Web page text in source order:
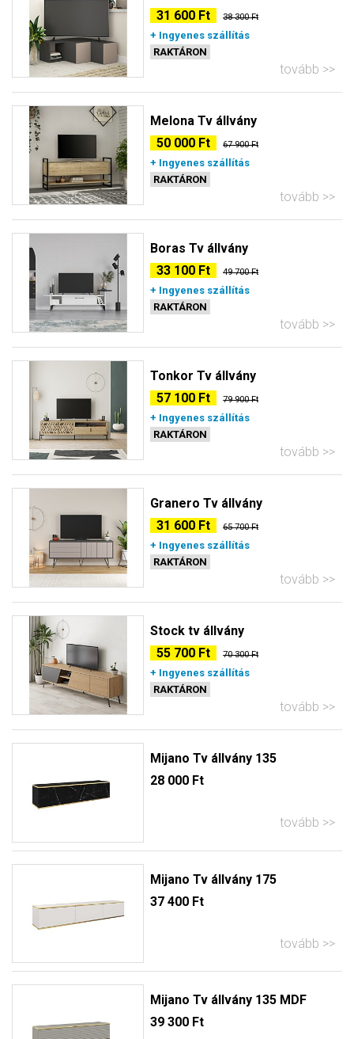
31 600 Ft
38 300 Ft
+ Ingyenes szállítás
RAKTÁRON
tovább
Melona Tv állvány
50 000 Ft
67 900 Ft
+ Ingyenes szállítás
RAKTÁRON
tovább
Boras Tv állvány
33 100 Ft
49 700 Ft
+ Ingyenes szállítás
RAKTÁRON
tovább
Tonkor Tv állvány
57 100 Ft
79 900 Ft
+ Ingyenes szállítás
RAKTÁRON
tovább
Granero Tv állvány
31 600 Ft
65 700 Ft
+ Ingyenes szállítás
RAKTÁRON
tovább
Stock tv állvány
55 700 Ft
70 300 Ft
+ Ingyenes szállítás
RAKTÁRON
tovább
Mijano Tv állvány 135
28 000 Ft
tovább
Mijano Tv állvány 175
37 400 Ft
tovább
Mijano Tv állvány 135 MDF
39 300 Ft